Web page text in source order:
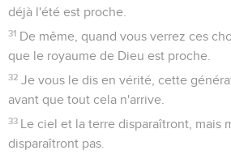
déjà l'été est proche.
31 De même, quand vous verrez ces
que le royaume de Dieu est proche.
32 Je vous le dis en vérité, cette
avant que tout cela n'arrive.
33 Le ciel et la terre disparaîtront, mais
disparaîtront pas.